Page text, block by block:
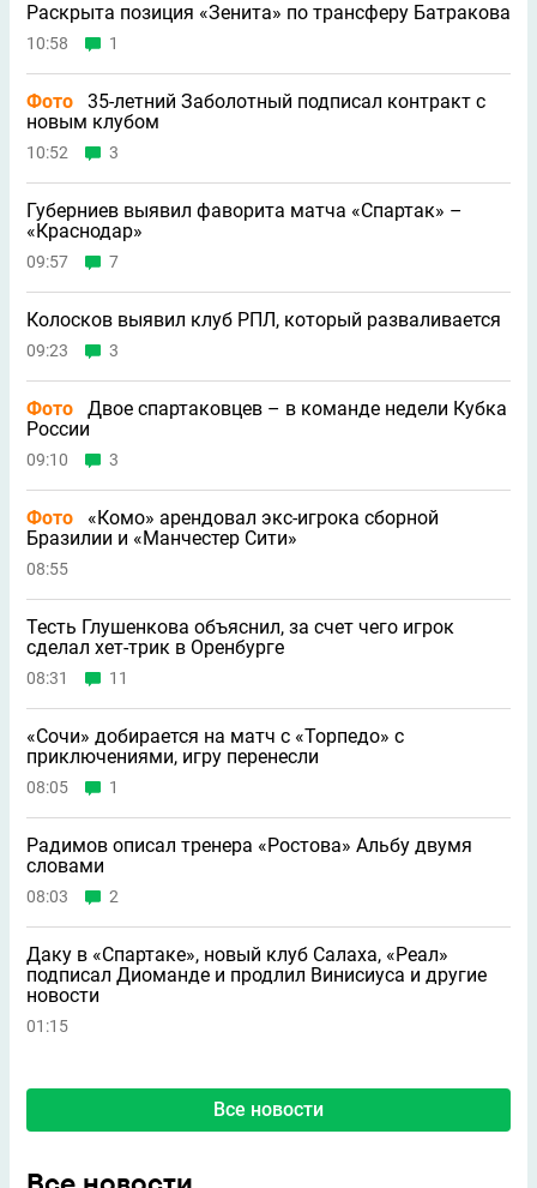
Раскрыта позиция «Зенита» по трансферу Батракова
10:58 1
Фото
35-летний Заболотный подписал контракт с
новым клубом
10:52 3
Губерниев выявил фаворита матча «Спартак» –
«Краснодар»
09:57 7
Колосков выявил клуб РПЛ, который разваливается
09:23 3
Фото
Двое спартаковцев – в команде недели Кубка
России
09:10 3
Фото
«Комо» арендовал экс-игрока сборной
Бразилии и «Манчестер Сити»
08:55
Тесть Глушенкова объяснил, за счет чего игрок
сделал хет-трик в Оренбурге
08:31 11
«Сочи» добирается на матч с «Торпедо» с
приключениями, игру перенесли
08:05 1
Радимов описал тренера «Ростова» Альбу двумя
словами
08:03 2
Даку в «Спартаке», новый клуб Салаха, «Реал»
подписал Диоманде и продлил Винисиуса и другие
новости
01:15
Все новости